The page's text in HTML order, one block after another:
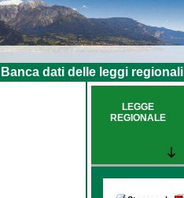
Banca dati delle leggi regionali
LEGGE
REGIONALE